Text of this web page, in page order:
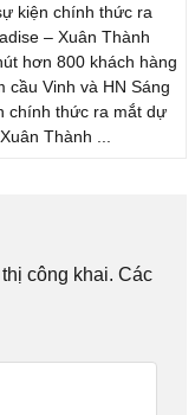
kiện chính thức ra
– Xuân Thành
hơn 800 khách hàng
cầu Vinh và HN Sáng
chính thức ra mắt dự
Thành ...
công khai. Các